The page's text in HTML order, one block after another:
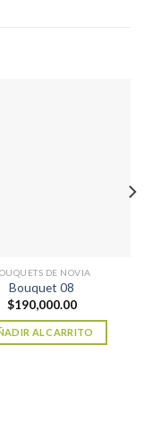
DE NOVIA
Bouquet 08
$190,000.00
AL CARRITO